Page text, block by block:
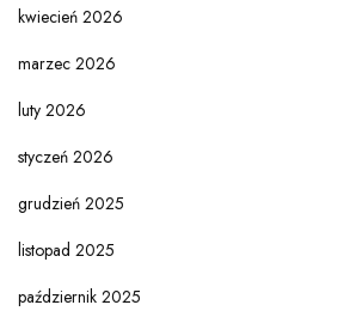
kwiecień 2026
marzec 2026
luty 2026
styczeń 2026
grudzień 2025
listopad 2025
październik 2025